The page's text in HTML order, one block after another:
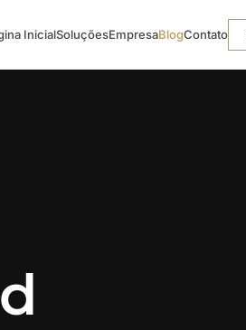
InicialSoluçõesEmpresaBlogContato